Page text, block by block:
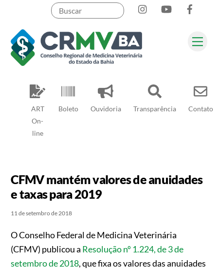
content
ART
On-
line
Boleto Ouvidoria Transparência Contato
InstagramYouTube
Pesquisar
CFMV mantém valores de anuidades
e taxas para 2019
11 de setembro de 2018
O Conselho Federal de Medicina Veterinária
(CFMV) publicou a Resolução nº 1.224, de 3 de
setembro de 2018, que fixa os valores das anuidades